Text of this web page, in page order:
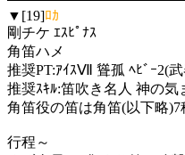
▼[19]ﾛｶ
剛チケ ｴｽﾋﾟﾅｽ
角笛ハメ
推奨PT:ｱｲｽⅦ 聳孤 ﾍﾋﾞｰ2(
推奨ｽｷﾙ:笛吹き名人 神の気
角笛役の笛は角笛(以下略)7
行程～